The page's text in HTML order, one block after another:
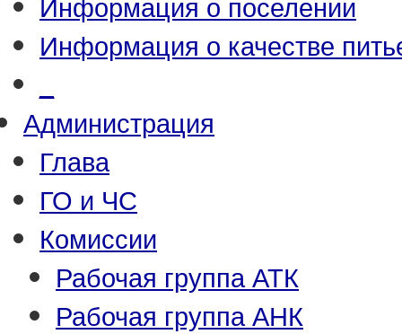
Информация о качестве
Администрация
Глава
ГО и ЧС
Комиссии
Рабочая группа АТК
Рабочая группа АНК